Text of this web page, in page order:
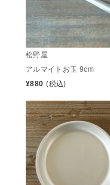
松野屋
アルマイトお玉 9cm
¥880 (税込)